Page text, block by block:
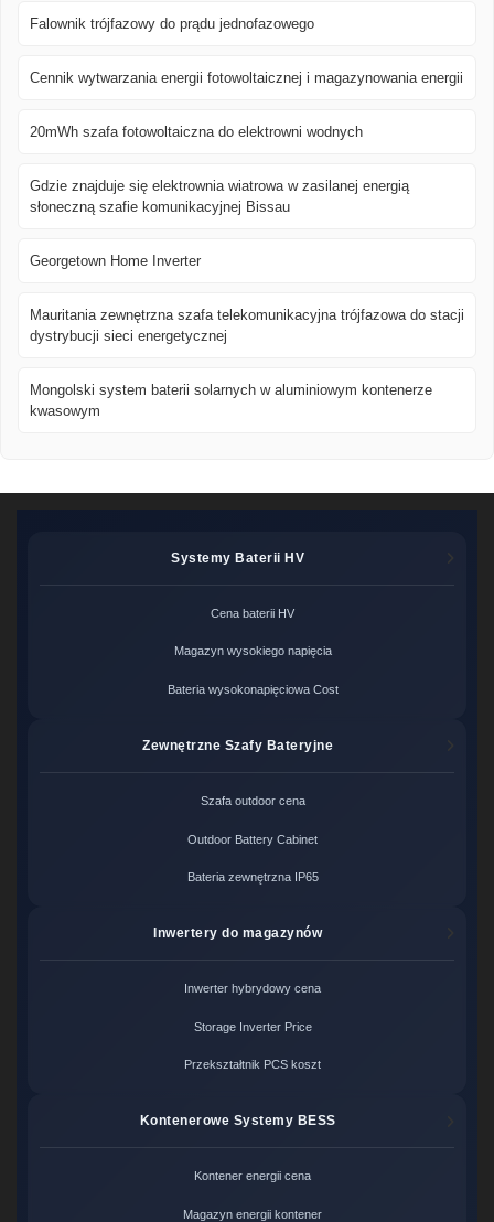
Falownik trójfazowy do prądu jednofazowego
Cennik wytwarzania energii fotowoltaicznej i magazynowania energii
20mWh szafa fotowoltaiczna do elektrowni wodnych
Gdzie znajduje się elektrownia wiatrowa w zasilanej energią
słoneczną szafie komunikacyjnej Bissau
Georgetown Home Inverter
Mauritania zewnętrzna szafa telekomunikacyjna trójfazowa do stacji
dystrybucji sieci energetycznej
Mongolski system baterii solarnych w aluminiowym kontenerze
kwasowym
Systemy Baterii HV
Cena baterii HV
Magazyn wysokiego napięcia
Bateria wysokonapięciowa Cost
Zewnętrzne Szafy Bateryjne
Szafa outdoor cena
Outdoor Battery Cabinet
Bateria zewnętrzna IP65
Inwertery do magazynów
Inwerter hybrydowy cena
Storage Inverter Price
Przekształtnik PCS koszt
Kontenerowe Systemy BESS
Kontener energii cena
Magazyn energii kontener